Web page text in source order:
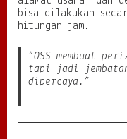
bisa dilakukan
hitungan jam.
“OSS membuat
tapi jadi
dipercaya.”